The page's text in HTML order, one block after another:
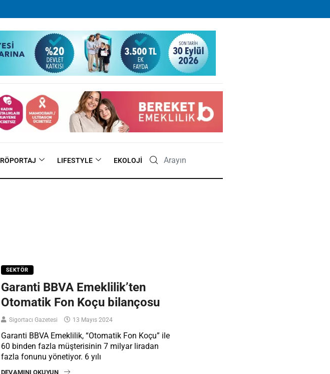
RÖPORTAJ LIFESTYLE EKOLOJI
SEKTÖR
Garanti BBVA Emeklilik’ten
Otomatik Fon Koçu bilançosu
Sigortacı Gazetesi 13 Mayıs 2024
Garanti BBVA Emeklilik, “Otomatik Fon Koçu” ile
60 binden fazla müşterisinin 7 milyar liradan
fazla fonunu yönetiyor. 6 yılı
DEVAMINI OKUYUN